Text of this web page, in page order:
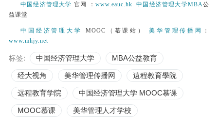
中国经济管理大学 官网 ： www.eauc.hk 中国经济管理大学MBA公
益课堂
中国经济管理大学 MOOC（慕课站） 美华管理传播网
：
www.mhjy.net
标签: 中国经济管理大学 MBA公益教育
经大视角 美华管理传播网 遠程教育學院
远程教育学院 中国经济管理大学 MOOC慕课
MOOC慕课 美华管理人才学校